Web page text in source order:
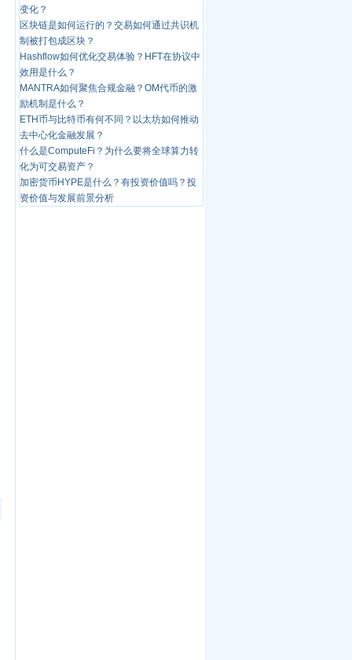
变化？
区块链是如何运行的？交易如何通过共识机
制被打包成区块？
Hashflow如何优化交易体验？HFT在协议中
效用是什么？
MANTRA如何聚焦合规金融？OM代币的激
励机制是什么？
ETH币与比特币有何不同？以太坊如何推动
去中心化金融发展？
什么是ComputeFi？为什么要将全球算力转
化为可交易资产？
加密货币HYPE是什么？有投资价值吗？投
资价值与发展前景分析